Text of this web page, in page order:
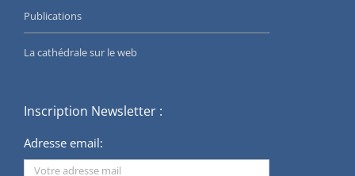
Publications
La cathédrale sur le web
Inscription Newsletter :
Adresse email: